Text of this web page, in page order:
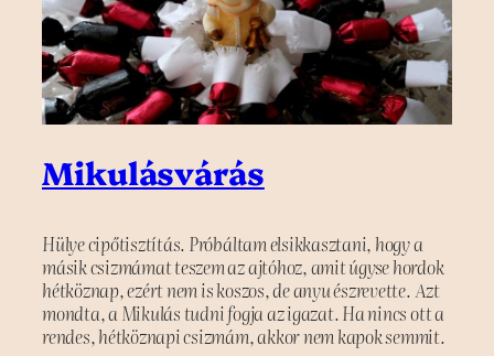
Mikulásvárás
Hülye cipőtisztítás. Próbáltam elsikkasztani, hogy a
másik csizmámat teszem az ajtóhoz, amit úgyse hordok
hétköznap, ezért nem is koszos, de anyu észrevette. Azt
mondta, a Mikulás tudni fogja az igazat. Ha nincs ott a
rendes, hétköznapi csizmám, akkor nem kapok semmit.